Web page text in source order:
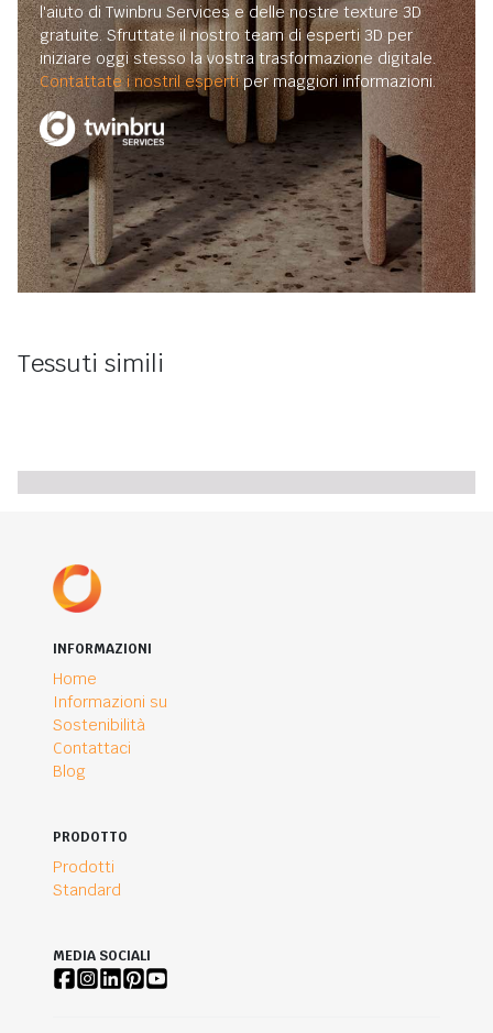
l'aiuto di Twinbru Services e delle nostre texture 3D
gratuite. Sfruttate il nostro team di esperti 3D per
iniziare oggi stesso la vostra trasformazione digitale.
Contattate i nostril espertiper maggiori informazioni.
Tessuti simili
INFORMAZIONI
Home
Informazioni su
Sostenibilità
Contattaci
Blog
PRODOTTO
Prodotti
Standard
MEDIA SOCIALI